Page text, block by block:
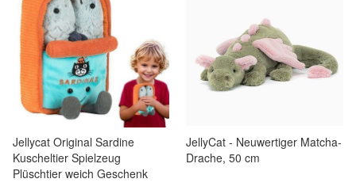
Jellycat Original Sardine
Kuscheltier Spielzeug
Plüschtier weich Geschenk
JellyCat - Neuwertiger Matcha-
Drache, 50 cm